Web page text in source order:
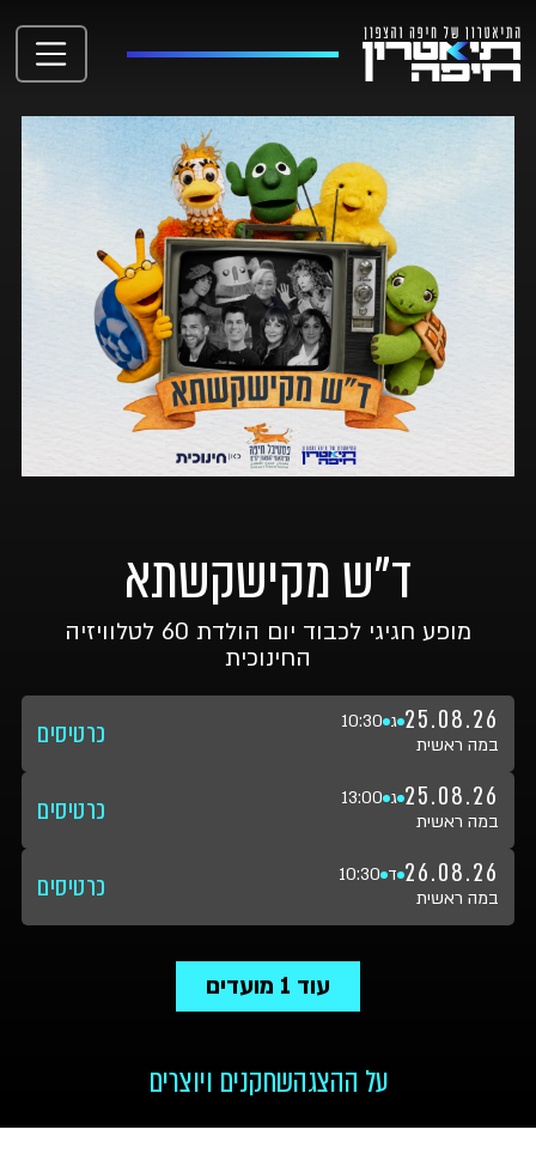
ד"ש מקישקשתא
מופע חגיגי לכבוד יום הולדת 60 לטלוויזיה
החינוכית
25.08.26 ג 10:30
במה ראשית
כרטיסים
25.08.26 ג 13:00
במה ראשית
כרטיסים
26.08.26 ד 10:30
במה ראשית
כרטיסים
עוד 1 מועדים
שחקנים ויוצריםעל ההצגה